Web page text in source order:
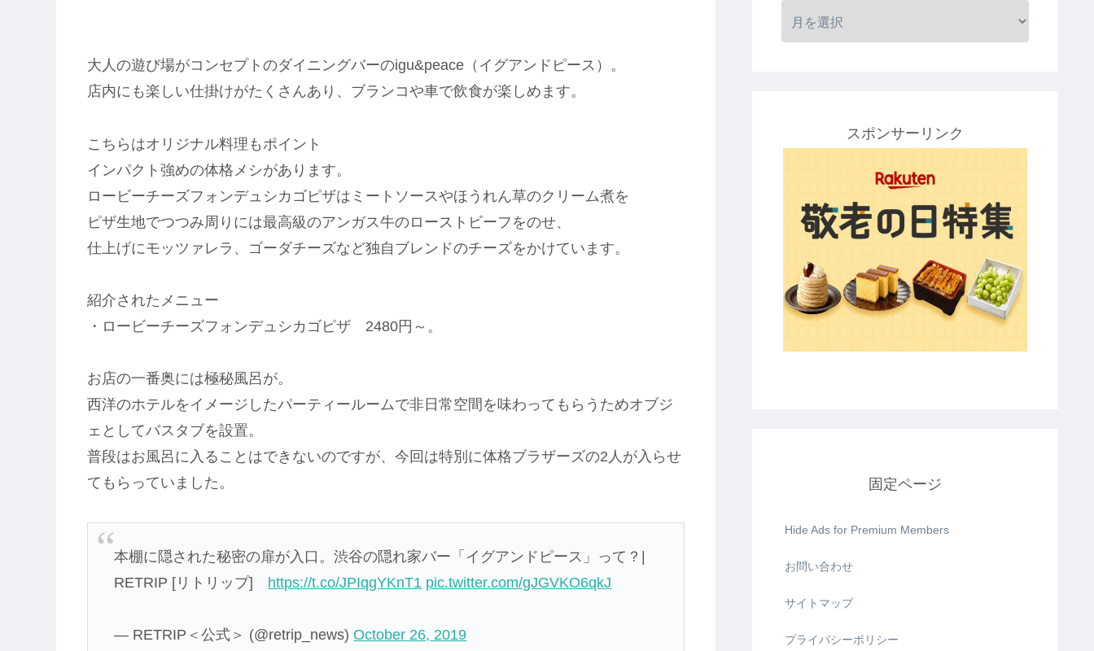
大人の遊び場がコンセプトのダイニングバーのigu&peace（イグアンドピース）。
店内にも楽しい仕掛けがたくさんあり、ブランコや車で飲食が楽しめます。
こちらはオリジナル料理もポイント
インパクト強めの体格メシがあります。
ロービーチーズフォンデュシカゴピザはミートソースやほうれん草のクリーム煮を
ピザ生地でつつみ周りには最高級のアンガス牛のローストビーフをのせ、
仕上げにモッツァレラ、ゴーダチーズなど独自ブレンドのチーズをかけています。
紹介されたメニュー
・ロービーチーズフォンデュシカゴピザ 2480円～。
お店の一番奥には極秘風呂が。
西洋のホテルをイメージしたパーティールームで非日常空間を味わってもらうためオブジ
ェとしてバスタブを設置。
普段はお風呂に入ることはできないのですが、今回は特別に体格ブラザーズの2人が入らせ
てもらっていました。
本棚に隠された秘密の扉が入口。渋谷の隠れ家バー「イグアンドピース」って？|
RETRIP [リトリップ] https://t.co/JPIqgYKnT1 pic.twitter.com/gJGVKO6qkJ
— RETRIP＜公式＞ (@retrip_news)October 26, 2019
スポンサーリンク
固定ページ
Hide Ads for Premium Members
お問い合わせ
サイトマップ
プライバシーポリシー